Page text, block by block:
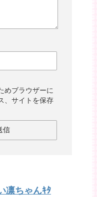
めブラウザーに
、サイトを保存
凛ちゃんｷﾀ